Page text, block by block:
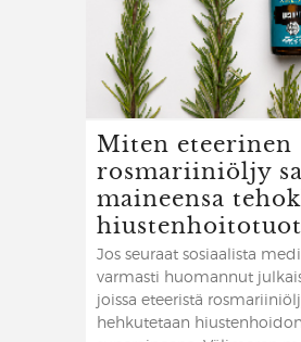
Miten eteerinen
rosmariiniöljy
maineensa
Jos seuraat sosiaalista
varmasti huomannut
joissa eteeristä
hehkutetaan hiustenhoidon